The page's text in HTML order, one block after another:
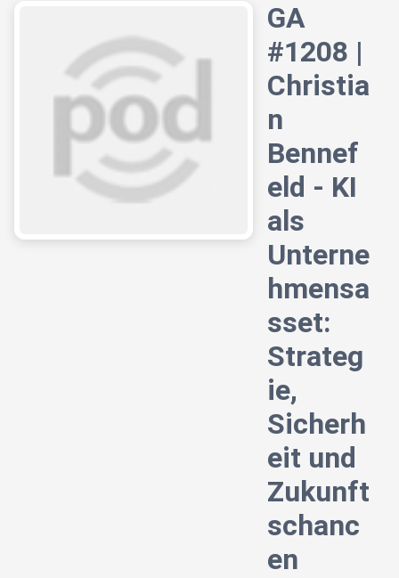
GA
#1208 |
Christia
n
Bennef
eld - KI
als
Unterne
hmensa
sset:
Strateg
ie,
Sicherh
eit und
Zukunft
schanc
en